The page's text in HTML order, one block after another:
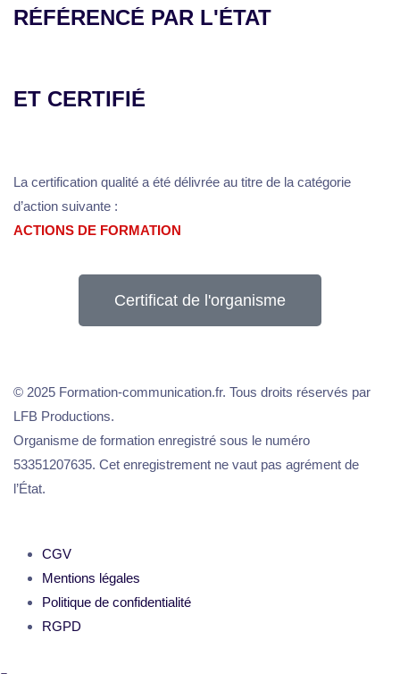
RÉFÉRENCÉ PAR L'ÉTAT
ET CERTIFIÉ
La certification qualité a été délivrée au titre de la catégorie
d’action suivante :
ACTIONS DE FORMATION
Certificat de l'organisme
© 2025 Formation-communication.fr. Tous droits réservés par
LFB Productions.
Organisme de formation enregistré sous le numéro
53351207635. Cet enregistrement ne vaut pas agrément de
l’État.
CGV
Mentions légales
Politique de confidentialité
RGPD